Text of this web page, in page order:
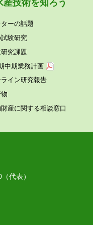
産技術を知ろう
ーの話題
験研究
究課題
中期業務計画
ライン研究報告
産に関する相談窓⼝
代表）